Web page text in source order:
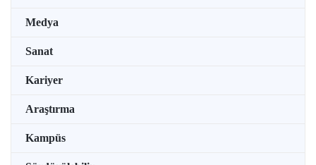
Medya
Sanat
Kariyer
Araştırma
Kampüs